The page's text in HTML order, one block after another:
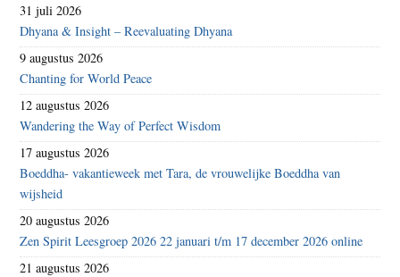
31 juli 2026
Dhyana & Insight – Reevaluating Dhyana
9 augustus 2026
Chanting for World Peace
12 augustus 2026
Wandering the Way of Perfect Wisdom
17 augustus 2026
Boeddha- vakantieweek met Tara, de vrouwelijke Boeddha van
wijsheid
20 augustus 2026
Zen Spirit Leesgroep 2026 22 januari t/m 17 december 2026 online
21 augustus 2026